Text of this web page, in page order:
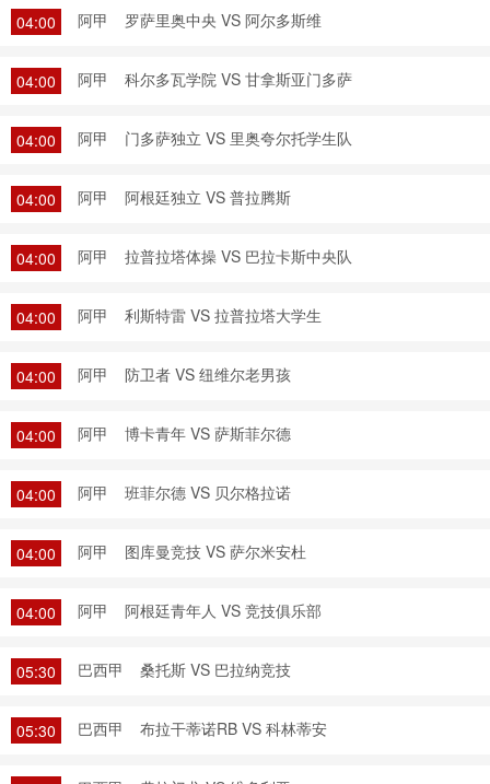
04:00 阿甲 罗萨里奥中央 VS 阿尔多斯维
04:00 阿甲 科尔多瓦学院 VS 甘拿斯亚门多萨
04:00 阿甲 门多萨独立 VS 里奥夸尔托学生队
04:00 阿甲 阿根廷独立 VS 普拉腾斯
04:00 阿甲 拉普拉塔体操 VS 巴拉卡斯中央队
04:00 阿甲 利斯特雷 VS 拉普拉塔大学生
04:00 阿甲 防卫者 VS 纽维尔老男孩
04:00 阿甲 博卡青年 VS 萨斯菲尔德
04:00 阿甲 班菲尔德 VS 贝尔格拉诺
04:00 阿甲 图库曼竞技 VS 萨尔米安杜
04:00 阿甲 阿根廷青年人 VS 竞技俱乐部
05:30 巴西甲 桑托斯 VS 巴拉纳竞技
05:30 巴西甲 布拉干蒂诺RB VS 科林蒂安